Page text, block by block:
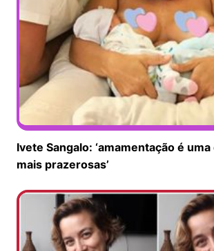
Ivete Sangalo: ‘amamentação é
mais prazerosas’